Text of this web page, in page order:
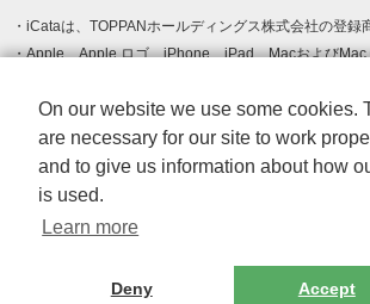
iCataは、TOPPANホールディングス株式会社の登録
Apple、Apple ロゴ、iPhone、iPad、MacおよびMac
登録された Apple Inc. の商標です。App Store は
クです。
Android、Google Play および Google Play ロゴ は
す。
Windows は Microsoft Inc.の米国およびその他の国
標です。
Adobe、Adobe Reader、Adobe PDF は、Adobe
その他、記載されている会社名、商品名、ロゴは各
On our website we use some cookies.
are necessary for our site to work
and to give us information about how
is used.
Learn more
Deny Accept